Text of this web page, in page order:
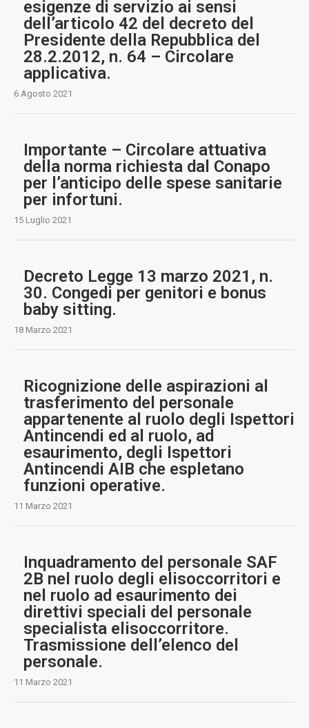
esigenze di servizio ai sensi
dell’articolo 42 del decreto del
Presidente della Repubblica del
28.2.2012, n. 64 – Circolare
applicativa.
6 Agosto 2021
Importante – Circolare attuativa
della norma richiesta dal Conapo
per l’anticipo delle spese sanitarie
per infortuni.
15 Luglio 2021
Decreto Legge 13 marzo 2021, n.
30. Congedi per genitori e bonus
baby sitting.
18 Marzo 2021
Ricognizione delle aspirazioni al
trasferimento del personale
appartenente al ruolo degli Ispettori
Antincendi ed al ruolo, ad
esaurimento, degli Ispettori
Antincendi AIB che espletano
funzioni operative.
11 Marzo 2021
Inquadramento del personale SAF
2B nel ruolo degli elisoccorritori e
nel ruolo ad esaurimento dei
direttivi speciali del personale
specialista elisoccorritore.
Trasmissione dell’elenco del
personale.
11 Marzo 2021